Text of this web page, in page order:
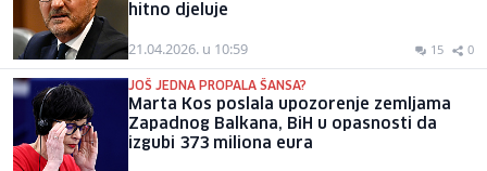
hitno djeluje
21.04.2026. u 10:59 15 0
JOŠ JEDNA PROPALA ŠANSA?
Marta Kos poslala upozorenje zemljama
Zapadnog Balkana, BiH u opasnosti da
izgubi 373 miliona eura